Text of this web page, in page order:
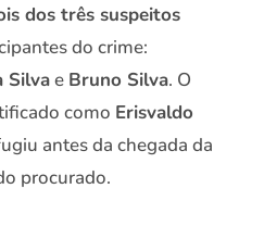
dos três suspeitos
do crime:
Silvae Bruno Silva. O
como Erisvaldo
antes da chegada da
procurado.